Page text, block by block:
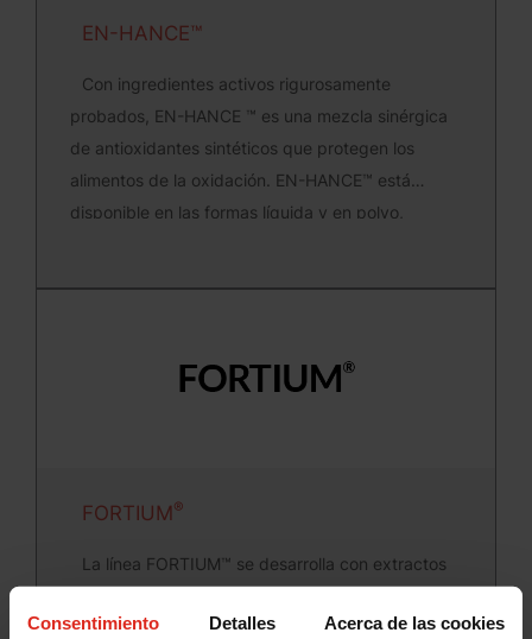
Consentimiento Detalles Acerca de las cookies
EN-HANCE™
Con ingredientes activos rigurosamente
probados, EN-HANCE ™ es una mezcla sinérgica
de antioxidantes sintéticos que protegen los
alimentos de la oxidación. EN-HANCE™ está
disponible en las formas líquida y en polvo,
FORTIUM ®
La línea FORTIUM™ se desarrolla con extractos
extractos de plantas y también mezclas